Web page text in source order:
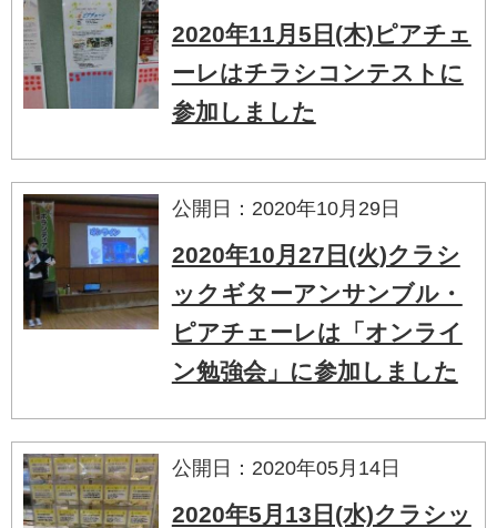
2020年11月5日(木)ピアチェ
ーレはチラシコンテストに
参加しました
公開日：2020年10月29日
2020年10月27日(火)クラシ
ックギターアンサンブル・
ピアチェーレは「オンライ
ン勉強会」に参加しました
公開日：2020年05月14日
2020年5月13日(水)クラシッ